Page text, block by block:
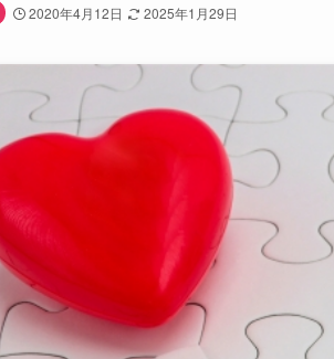
2020年4月12日 2025年1月29日